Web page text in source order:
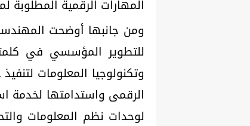
المهارات الرقمية المطلوبة
ومن جانبها أوضحت المهندسة
للتطوير المؤسسي في
وتكنولوجيا المعلومات
الرقمى واستدامتها لخدمة
لوحدات نظم المعلومات